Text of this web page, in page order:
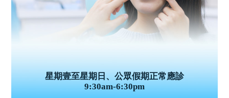
星期壹至星期日、公眾假期正常應診
9:30am-6:30pm